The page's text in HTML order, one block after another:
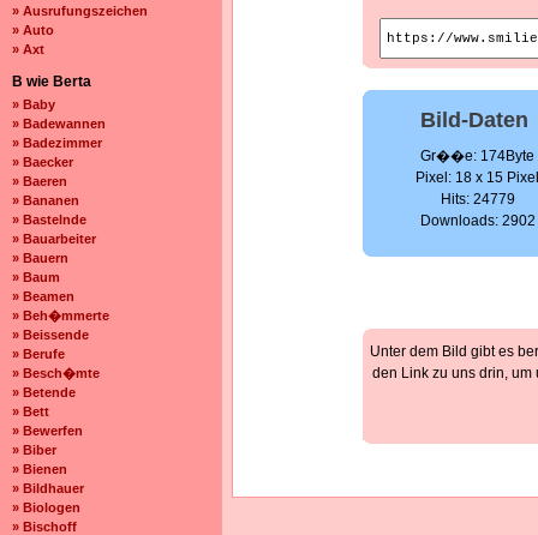
» Ausrufungszeichen
» Auto
» Axt
B wie Berta
» Baby
» Badewannen
» Badezimmer
» Baecker
» Baeren
» Bananen
» Bastelnde
» Bauarbeiter
» Bauern
» Baum
» Beamen
» Beh�mmerte
» Beissende
» Berufe
» Besch�mte
» Betende
» Bett
» Bewerfen
» Biber
» Bienen
» Bildhauer
» Biologen
» Bischoff
Bild-Daten
Gr��e: 174Byte
Pixel: 18 x 15
Hits: 24779
Downloads: 2902
Unter dem Bild gibt es
den Link zu uns drin,